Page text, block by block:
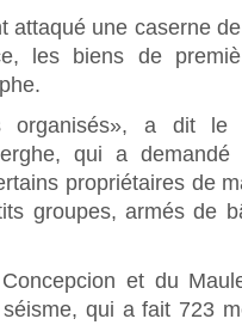
attaqué une caserne
les biens de
organisés», a dit le
qui a
propriétaires de
groupes, armés de
et du
qui a fait 723